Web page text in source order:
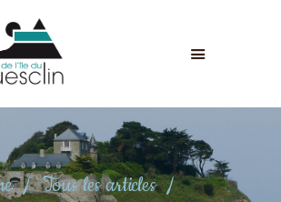
Tous les articles
DE L'ÎLE DU GUESCLIN
ET L’ÎLE